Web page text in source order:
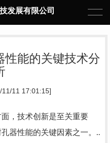
发展有限公司
性能的关键技术分
11/11 17:01:15]
，技术创新是至关重要
器性能的关键因素之一。..